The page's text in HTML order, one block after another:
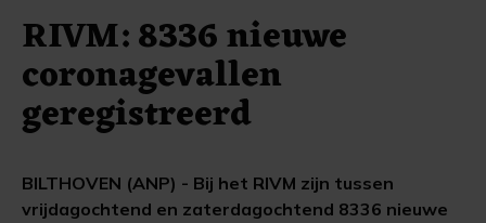
RIVM: 8336 nieuwe
coronagevallen
geregistreerd
BILTHOVEN (ANP) - Bij het RIVM zijn tussen
vrijdagochtend en zaterdagochtend 8336 nieuwe